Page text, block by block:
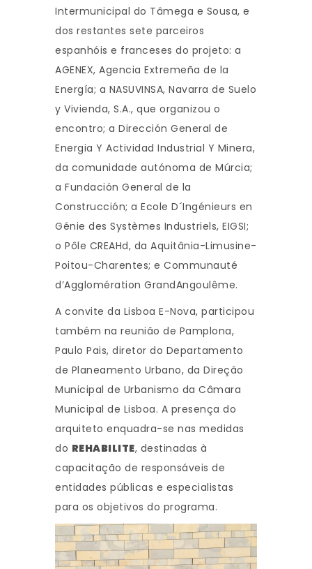
Intermunicipal do Tâmega e Sousa, e
dos restantes sete parceiros
espanhóis e franceses do projeto: a
AGENEX, Agencia Extremeña de la
Energía; a NASUVINSA, Navarra de Suelo
y Vivienda, S.A., que organizou o
encontro; a Dirección General de
Energia Y Actividad Industrial Y Minera,
da comunidade autónoma de Múrcia;
a Fundación General de la
Construcción; a Ecole D´Ingénieurs en
Génie des Systèmes Industriels, EIGSI;
o Pôle CREAHd, da Aquitânia-Limusine-
Poitou-Charentes; e Communauté
d’Agglomération GrandAngoulême.
A convite da Lisboa E-Nova, participou
também na reunião de Pamplona,
Paulo Pais, diretor do Departamento
de Planeamento Urbano, da Direção
Municipal de Urbanismo da Câmara
Municipal de Lisboa. A presença do
arquiteto enquadra-se nas medidas
do REHABILITE, destinadas à
capacitação de responsáveis de
entidades públicas e especialistas
para os objetivos do programa.